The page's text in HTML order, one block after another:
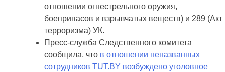
отношении огнестрельного оружия,
боеприпасов и взрывчатых веществ) и 289 (Акт
терроризма) УК.
Пресс-служба Следственного комитета
сообщила, что в отношении неназванных
сотрудников TUT.BY возбуждено уголовное